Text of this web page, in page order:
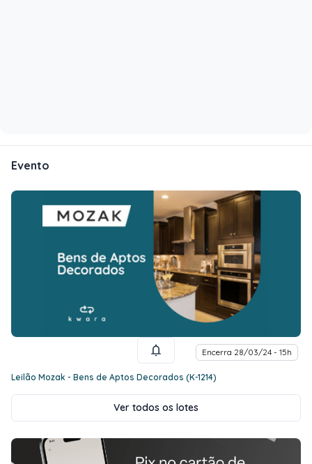
Evento
Encerra 28/03/24 - 15h
Leilão Mozak - Bens de Aptos Decorados (K-1214)
Ver todos os lotes